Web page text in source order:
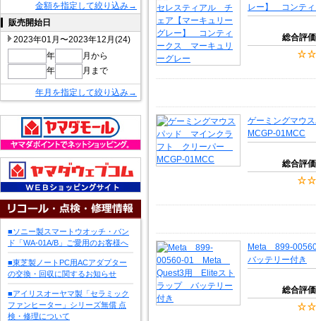
金額を指定して絞り込み→
販売開始日
2023年01月〜2023年12月(24)
年
月から
年
月まで
年月を指定して絞り込み→
■ソニー製スマートウオッチ・バン
ド「WA-01A/B」ご愛用のお客様へ
■東芝製ノートPC用ACアダプター
の交換・回収に関するお知らせ
■アイリスオーヤマ製「セラミック
ファンヒーター」シリーズ無償 点
検・修理について
レー】 コンテ
総合評価
ゲーミングマウ
MCGP-01MCC
総合評価
Meta 899-
バッテリー付き
総合評価